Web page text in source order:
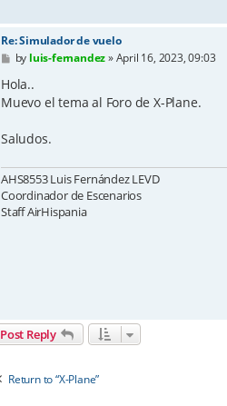
Re: Simulador de vuelo
P
s
t
by luis-fernandez»April 16, 2023, 09:03
Hola..
Muevo el tema al Foro de X-Plane.
Saludos.
AHS8553 Luis Fernández LEVD
Coordinador de Escenarios
Staff AirHispania
Post Reply
Return to “X-Plane”